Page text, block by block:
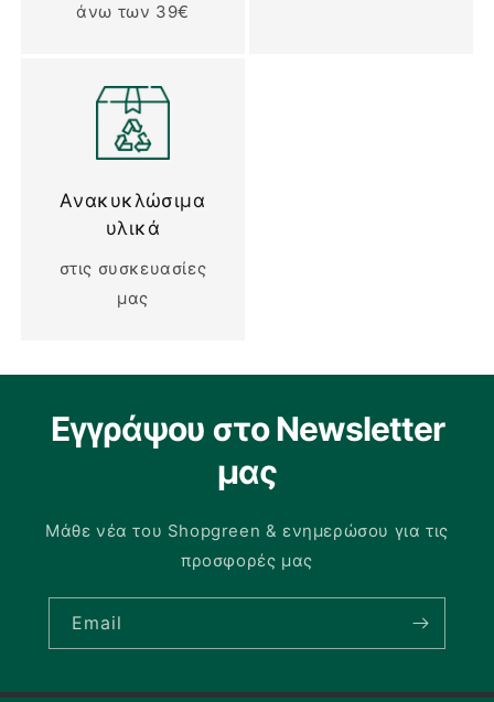
άνω των 39€
Ανακυκλώσιμα
υλικά
στις συσκευασίες
μας
Εγγράψου στο Newsletter
μας
Μάθε νέα του Shopgreen & ενημερώσου για τις
προσφορές μας
Email